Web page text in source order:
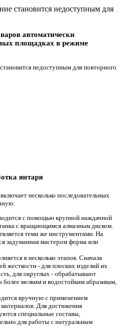
становится недоступным для
автоматически
площадках в режиме
недоступным для повторного
янтаря
включает несколько последовательных
с помощью крупной наждачной
с вращающимся алмазным диском.
теми же инструментами. На
задуманная мастером форма или
в несколько этапов. Сначала
жесткости - для плоских изделий их
для округлых - обрабатывают
мелким и водостойким абразивам,
вручную с применением
Для достижения
специальные составы,
для работы с натуральным